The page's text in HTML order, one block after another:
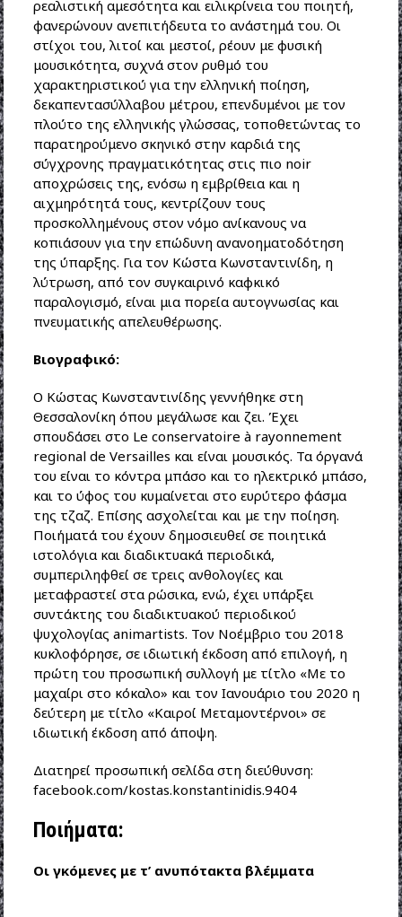
ρεαλιστική αμεσότητα και ειλικρίνεια του ποιητή,
φανερώνουν ανεπιτήδευτα το ανάστημά του. Οι
στίχοι του, λιτοί και μεστοί, ρέουν με φυσική
μουσικότητα, συχνά στον ρυθμό του
χαρακτηριστικού για την ελληνική ποίηση,
δεκαπεντασύλλαβου μέτρου, επενδυμένοι με τον
πλούτο της ελληνικής γλώσσας, τοποθετώντας το
παρατηρούμενο σκηνικό στην καρδιά της
σύγχρονης πραγματικότητας στις πιο noir
αποχρώσεις της, ενόσω η εμβρίθεια και η
αιχμηρότητά τους, κεντρίζουν τους
προσκολλημένους στον νόμο ανίκανους να
κοπιάσουν για την επώδυνη ανανοηματοδότηση
της ύπαρξης. Για τον Κώστα Κωνσταντινίδη, η
λύτρωση, από τον συγκαιρινό καφκικό
παραλογισμό, είναι μια πορεία αυτογνωσίας και
πνευματικής απελευθέρωσης.
Βιογραφικό:
Ο Κώστας Κωνσταντινίδης γεννήθηκε στη
Θεσσαλονίκη όπου μεγάλωσε και ζει. Έχει
σπουδάσει στο Le conservatoire à rayonnement
regional de Versailles και είναι μουσικός. Τα όργανά
του είναι το κόντρα μπάσο και το ηλεκτρικό μπάσο,
και το ύφος του κυμαίνεται στο ευρύτερο φάσμα
της τζαζ. Επίσης ασχολείται και με την ποίηση.
Ποιήματά του έχουν δημοσιευθεί σε ποιητικά
ιστολόγια και διαδικτυακά περιοδικά,
συμπεριληφθεί σε τρεις ανθολογίες και
μεταφραστεί στα ρώσικα, ενώ, έχει υπάρξει
συντάκτης του διαδικτυακού περιοδικού
ψυχολογίας animartists. Τον Νοέμβριο του 2018
κυκλοφόρησε, σε ιδιωτική έκδοση από επιλογή, η
πρώτη του προσωπική συλλογή με τίτλο «Με το
μαχαίρι στο κόκαλο» και τον Ιανουάριο του 2020 η
δεύτερη με τίτλο «Καιροί Μεταμοντέρνοι» σε
ιδιωτική έκδοση από άποψη.
Διατηρεί προσωπική σελίδα στη διεύθυνση:
facebook.com/kostas.konstantinidis.9404
Ποιήματα:
Οι γκόμενες με τ’ ανυπότακτα βλέμματα